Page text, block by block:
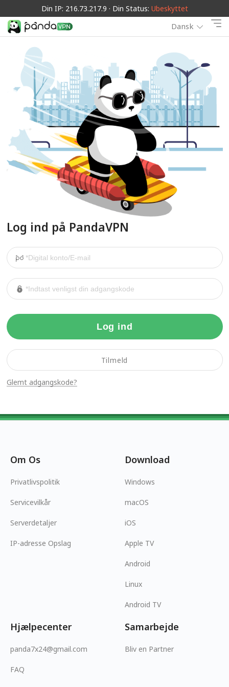
Din IP: 216.73.217.9 · Din Status: Ubeskyttet
Dansk
Log ind på PandaVPN
Log ind
Glemt adgangskode?
Tilmeld
Om Os
Privatlivspolitik
Servicevilkår
Serverdetaljer
IP-adresse Opslag
Download
Windows
macOS
iOS
Apple TV
Android
Linux
Android TV
Hjælpecenter
panda7x24@gmail.com
FAQ
Samarbejde
Bliv en Partner